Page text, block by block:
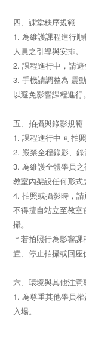
四、課堂秩序規範
1. 為維護課程進行
人員之引導與安排。
2. 課程進行中，請避
3. 手機請調整為 震
以避免影響課程進行。
五、拍攝與錄影規範
1. 課程進行中 可拍
2. 嚴禁全程錄影、錄
3. 為維護全體學員
教室內架設任何形式
4. 拍照或攝影時，
不得擅自站立至教
攝。
＊若拍照行為影響
置、停止拍攝或回座
六、環境與其他注意
1. 為尊重其他學員
入場。